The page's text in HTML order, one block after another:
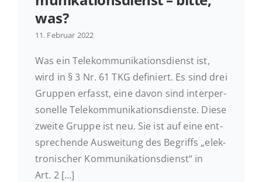
Kontakt
was?
11. Februar 2022
Was ein Te­le­kom­mu­ni­ka­ti­ons­dienst ist,
wird in § 3 Nr. 61 TKG de­fi­niert. Es sind drei
Gruppen erfasst, eine davon sind in­ter­per­
so­nel­le Te­le­kom­mu­ni­ka­ti­ons­diens­te. Diese
zweite Gruppe ist neu. Sie ist auf eine ent­
spre­chen­de Aus­wei­tung des Be­griffs „elek­
tro­ni­scher Kom­mu­ni­ka­ti­ons­dienst“ in
Art. 2 [...]